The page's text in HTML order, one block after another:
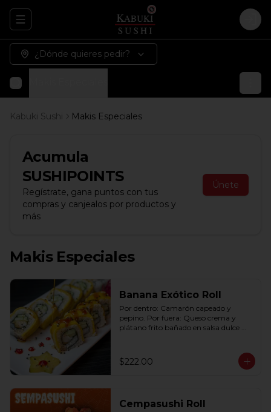
Abrir menu de navegación
¿Dónde quieres pedir?
Kabuki Sushi Makis Especiales
Acumula
SUSHIPOINTS
Regístrate, gana puntos con tus
compras y canjealos por productos y
más
Únete
Makis Especiales
Banana Exótico Roll
Por dentro: Camarón capeado y
pepino. Por fuera: Queso crema y
plátano frito bañado en salsa dulce
$222.00
Cempasushi Roll